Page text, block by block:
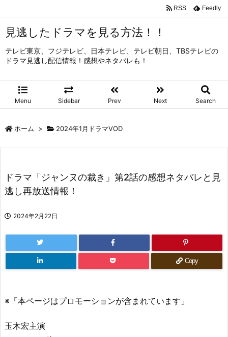
見逃したドラマを見る方法！！
テレビ東京、フジテレビ、日本テレビ、テレビ朝日、TBSテレビの
ドラマ見逃し配信情報！感想やネタバレも！
Menu Sidebar Prev Next Search
RSS Feedly
ホーム > 2024年1月ドラマVOD
ドラマ「ジャンヌの裁き」第2話の感想ネタバレと見
逃し再放送情報！
2024年2月22日
Copy
※「本ページはプロモーションが含まれています」
玉木宏主演